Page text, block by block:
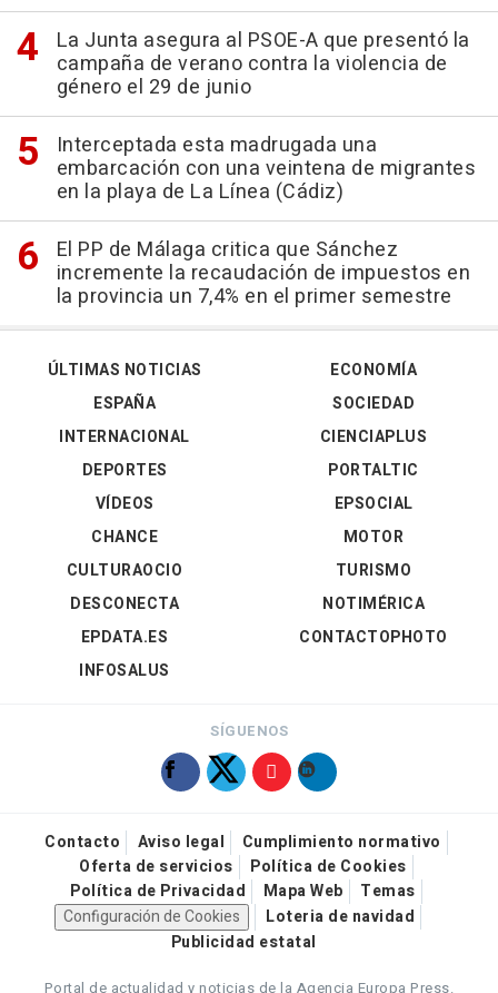
La Junta asegura al PSOE-A que presentó la
campaña de verano contra la violencia de
género el 29 de junio
Interceptada esta madrugada una
embarcación con una veintena de migrantes
en la playa de La Línea (Cádiz)
El PP de Málaga critica que Sánchez
incremente la recaudación de impuestos en
la provincia un 7,4% en el primer semestre
ÚLTIMAS NOTICIAS
ESPAÑA
INTERNACIONAL
DEPORTES
VÍDEOS
ECONOMÍA
SOCIEDAD
CIENCIAPLUS
PORTALTIC
EPSOCIAL
CHANCE
CULTURAOCIO
DESCONECTA
EPDATA.ES
INFOSALUS
MOTOR
TURISMO
NOTIMÉRICA
CONTACTOPHOTO
SÍGUENOS
Contacto Aviso legal
Cumplimiento normativo
Oferta de servicios
Política de Cookies
Política de Privacidad
Mapa Web
Temas
Configuración de Cookies
Loteria de navidad
Publicidad estatal
Portal de actualidad y noticias de la Agencia Europa Press.